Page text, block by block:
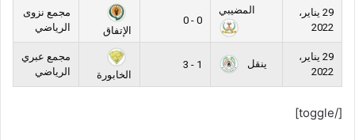
29 يناير،
2022
المضيبي
0 - 0
الإتفاق
مجمع نزوى
الرياضي
29 يناير،
2022
ينقل
1 - 3
الخابورة
مجمع عبري
الرياضي
[/toggle]